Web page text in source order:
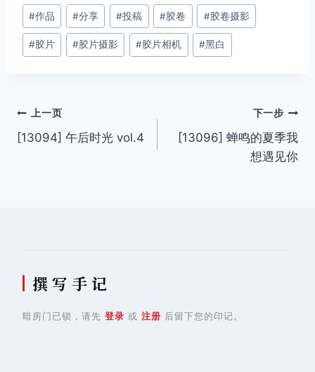
文
章
标
#作品 #分享 #投稿 #胶卷 #胶卷摄影
#胶片 #胶片摄影 #胶片相机 #黑白
文
章
上一页
[13094] 午后时光 vol.4
下一步
[13096] 蝉鸣的夏季我
想遇见你
撰 写 手 记
暗房门已锁，请先 登录 或 注册 后留下您的印记。